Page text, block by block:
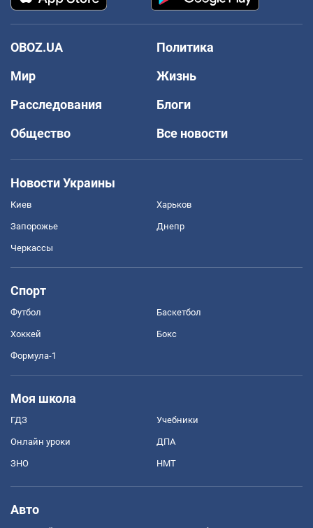
OBOZ.UA
Политика
Мир
Жизнь
Расследования
Блоги
Общество
Все новости
Новости Украины
Киев Харьков
Запорожье Днепр
Черкассы
Спорт
Футбол Баскетбол
Хоккей Бокс
Формула-1
Моя школа
ГДЗ Учебники
Онлайн уроки ДПА
ЗНО НМТ
Авто